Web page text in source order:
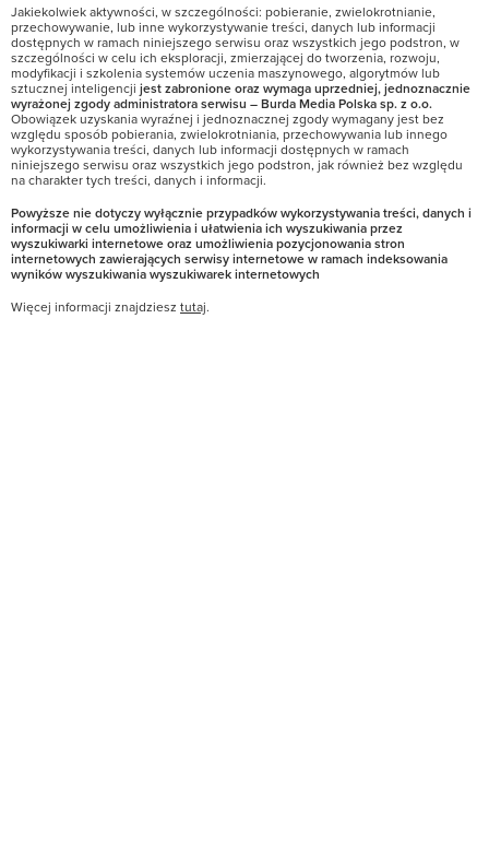
Jakiekolwiek aktywności, w szczególności: pobieranie, zwielokrotnianie,
przechowywanie, lub inne wykorzystywanie treści, danych lub informacji
dostępnych w ramach niniejszego serwisu oraz wszystkich jego podstron, w
szczególności w celu ich eksploracji, zmierzającej do tworzenia, rozwoju,
modyfikacji i szkolenia systemów uczenia maszynowego, algorytmów lub
sztucznej inteligencji jest zabronione oraz wymaga uprzedniej, jednoznacznie
wyrażonej zgody administratora serwisu – Burda Media Polska sp. z o.o.
Obowiązek uzyskania wyraźnej i jednoznacznej zgody wymagany jest bez
względu sposób pobierania, zwielokrotniania, przechowywania lub innego
wykorzystywania treści, danych lub informacji dostępnych w ramach
niniejszego serwisu oraz wszystkich jego podstron, jak również bez względu
na charakter tych treści, danych i informacji.
Powyższe nie dotyczy wyłącznie przypadków wykorzystywania treści, danych i
informacji w celu umożliwienia i ułatwienia ich wyszukiwania przez
wyszukiwarki internetowe oraz umożliwienia pozycjonowania stron
internetowych zawierających serwisy internetowe w ramach indeksowania
wyników wyszukiwania wyszukiwarek internetowych
Więcej informacji znajdziesz tutaj.